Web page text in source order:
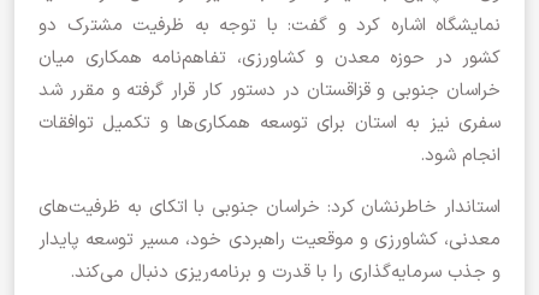
نمایشگاه اشاره کرد و گفت: با توجه به ظرفیت مشترک دو
کشور در حوزه معدن و کشاورزی، تفاهم‌نامه همکاری میان
خراسان جنوبی و قزاقستان در دستور کار قرار گرفته و مقرر شد
سفری نیز به استان برای توسعه همکاری‌ها و تکمیل توافقات
انجام شود.
استاندار خاطرنشان کرد: خراسان جنوبی با اتکای به ظرفیت‌های
معدنی، کشاورزی و موقعیت راهبردی خود، مسیر توسعه پایدار
و جذب سرمایه‌گذاری را با قدرت و برنامه‌ریزی دنبال می‌کند.